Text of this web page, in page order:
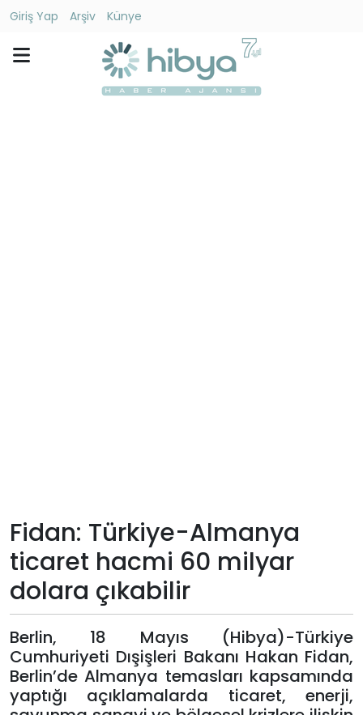
Giriş Yap Arşiv
Künye
Künye
Giriş
Yap
Fidan: Türkiye-Almanya
ticaret hacmi 60 milyar
dolara çıkabilir
Berlin, 18 Mayıs (Hibya)-Türkiye
Cumhuriyeti Dışişleri Bakanı Hakan Fidan,
Berlin’de Almanya temasları kapsamında
yaptığı açıklamalarda ticaret, enerji,